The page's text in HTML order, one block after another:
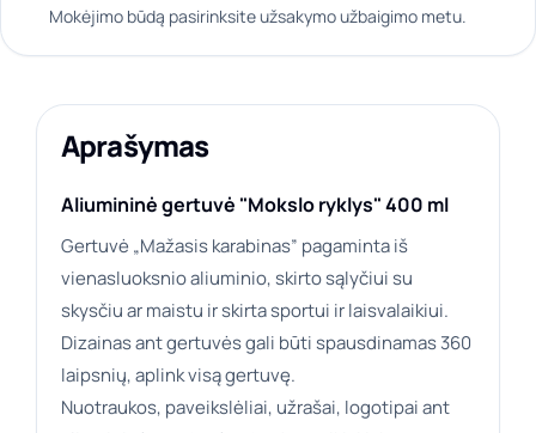
Mokėjimo būdą pasirinksite užsakymo užbaigimo metu.
Aprašymas
Aliumininė gertuvė "Mokslo ryklys" 400 ml
Gertuvė „Mažasis karabinas” pagaminta iš
vienasluoksnio aliuminio, skirto sąlyčiui su
skysčiu ar maistu ir skirta sportui ir laisvalaikiui.
Dizainas ant gertuvės gali būti spausdinamas 360
laipsnių, aplink visą gertuvę.
Nuotraukos, paveikslėliai, užrašai, logotipai ant